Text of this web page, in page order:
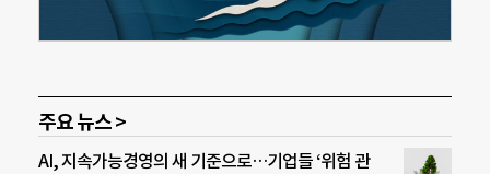
주요 뉴스 >
AI, 지속가능경영의 새 기준으로…기업들 ‘위험 관